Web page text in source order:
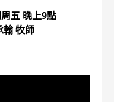
五 晚上9點
翰 牧師